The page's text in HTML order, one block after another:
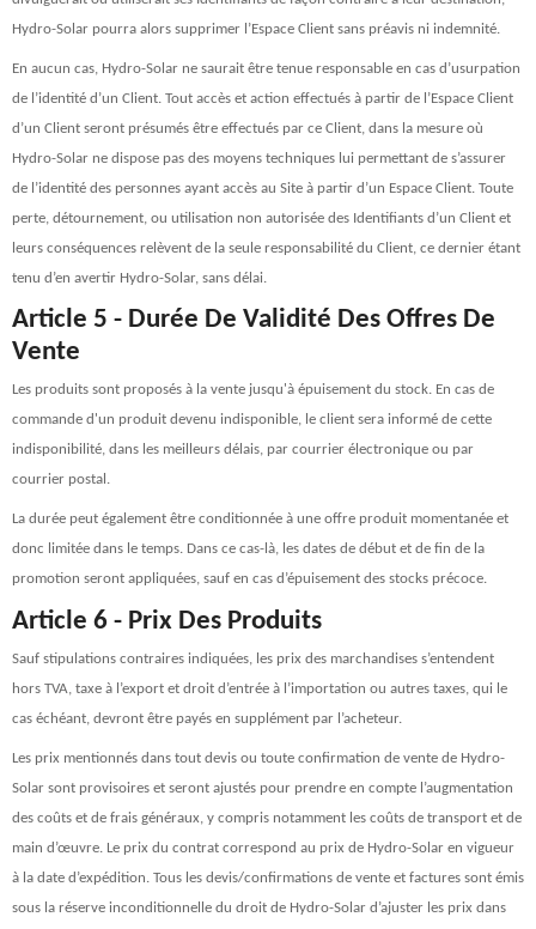
Hydro-Solar pourra alors supprimer l’Espace Client sans préavis ni indemnité.
En aucun cas, Hydro-Solar ne saurait être tenue responsable en cas d’usurpation
de l’identité d’un Client. Tout accès et action effectués à partir de l’Espace Client
d’un Client seront présumés être effectués par ce Client, dans la mesure où
Hydro-Solar ne dispose pas des moyens techniques lui permettant de s’assurer
de l’identité des personnes ayant accès au Site à partir d’un Espace Client. Toute
perte, détournement, ou utilisation non autorisée des Identifiants d’un Client et
leurs conséquences relèvent de la seule responsabilité du Client, ce dernier étant
tenu d’en avertir Hydro-Solar, sans délai.
Article 5 - Durée De Validité Des Offres De
Vente
Les produits sont proposés à la vente jusqu'à épuisement du stock. En cas de
commande d'un produit devenu indisponible, le client sera informé de cette
indisponibilité, dans les meilleurs délais, par courrier électronique ou par
courrier postal.
La durée peut également être conditionnée à une offre produit momentanée et
donc limitée dans le temps. Dans ce cas-là, les dates de début et de fin de la
promotion seront appliquées, sauf en cas d’épuisement des stocks précoce.
Article 6 - Prix Des Produits
Sauf stipulations contraires indiquées, les prix des marchandises s’entendent
hors TVA, taxe à l’export et droit d’entrée à l’importation ou autres taxes, qui le
cas échéant, devront être payés en supplément par l’acheteur.
Les prix mentionnés dans tout devis ou toute confirmation de vente de Hydro-
Solar sont provisoires et seront ajustés pour prendre en compte l’augmentation
des coûts et de frais généraux, y compris notamment les coûts de transport et de
main d’œuvre. Le prix du contrat correspond au prix de Hydro-Solar en vigueur
à la date d’expédition. Tous les devis/confirmations de vente et factures sont émis
sous la réserve inconditionnelle du droit de Hydro-Solar d’ajuster les prix dans